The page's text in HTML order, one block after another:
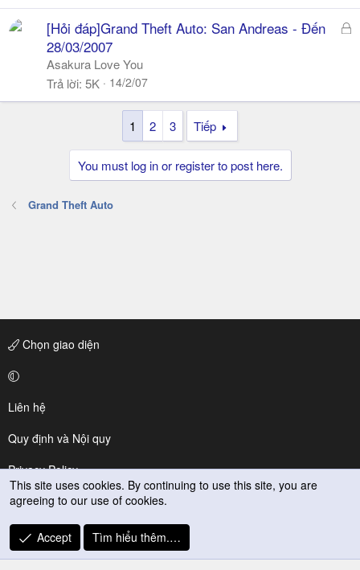
Đ
ó
[Hỏi đáp]Grand Theft Auto: San Andreas - Đến
28/03/2007
Asakura Love You
Trả lời 5K 14/2/07
1 2 3 Tiếp
You must log in or register to post here.
Grand Theft Auto
Chọn giao diện
Liên hệ
Quy định và Nội quy
Privacy Policy
Trợ giúp
R
S
This site uses cookies. By continuing to use this site, you are
agreeing to our use of cookies.
Accept Tìm hiểu thêm.…